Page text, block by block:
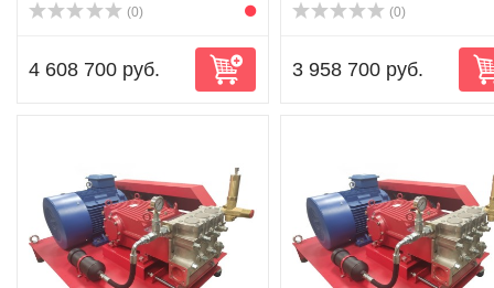
(0)
4 608 700 руб.
(0)
3 958 700 руб.